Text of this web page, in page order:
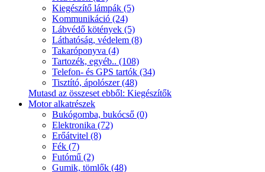
Kiegészítő lámpák (5)
Kommunikáció (24)
Lábvédő kötények (5)
Láthatóság, védelem (8)
Takaróponyva (4)
Tartozék, egyéb.. (108)
Telefon- és GPS tartók (34)
Tisztító, ápolószer (48)
Mutasd az összeset ebből: Kiegészítők
Motor alkatrészek
Bukógomba, bukócső (0)
Elektronika (72)
Erőátvitel (8)
Fék (7)
Futómű (2)
Gumik, tömlők (48)